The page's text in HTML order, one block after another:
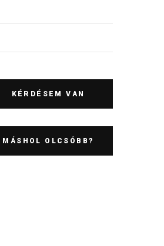
KÉRDÉSEM VAN
MÁSHOL OLCSÓBB?